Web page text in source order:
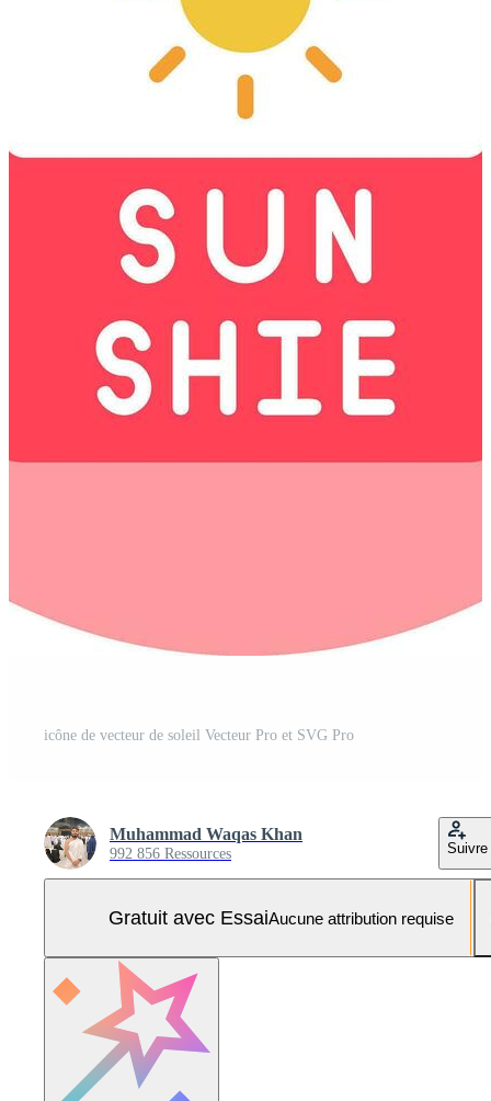
icône de vecteur de soleil Vecteur Pro et SVG Pro
Muhammad Waqas Khan
992 856 Ressources Suivre
Gratuit avec EssaiAucune attribution requise